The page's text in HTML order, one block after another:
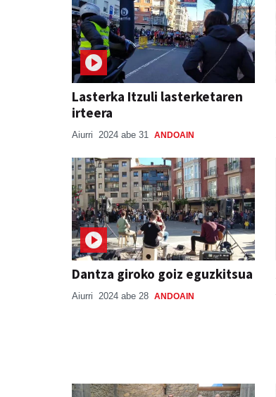
Lasterka Itzuli lasterketaren
irteera
Aiurri 2024 abe 31 ANDOAIN
Dantza giroko goiz eguzkitsua
Aiurri 2024 abe 28 ANDOAIN